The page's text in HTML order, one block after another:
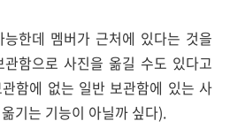
한데 멤버가 근처에 있다는 것을
함으로 사진을 옮길 수도 있다고
함에 없는 일반 보관함에 있는 사
기는 기능이 아닐까 싶다).